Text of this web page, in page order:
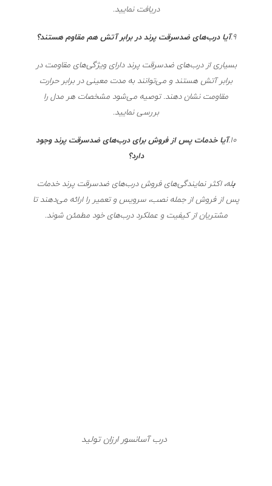
دریافت نمایید.
9.آیا درب‌های ضدسرقت پرند در برابر آتش هم مقاوم هستند؟
بسیاری از درب‌های ضدسرقت پرند دارای ویژگی‌های مقاومت در
برابر آتش هستند و می‌توانند به مدت معینی در برابر حرارت
مقاومت نشان دهند. توصیه می‌شود مشخصات هر مدل را
بررسی نمایید.
10. آیا خدمات پس از فروش برای درب‌های ضدسرقت پرند وجود
دارد؟
بله، اکثر نمایندگی‌های فروش درب‌های ضدسرقت پرند خدمات
پس از فروش از جمله نصب، سرویس و تعمیر را ارائه می‌دهند تا
مشتریان از کیفیت و عملکرد درب‌های خود مطمئن شوند.
درب آسانسور ارزان تولید